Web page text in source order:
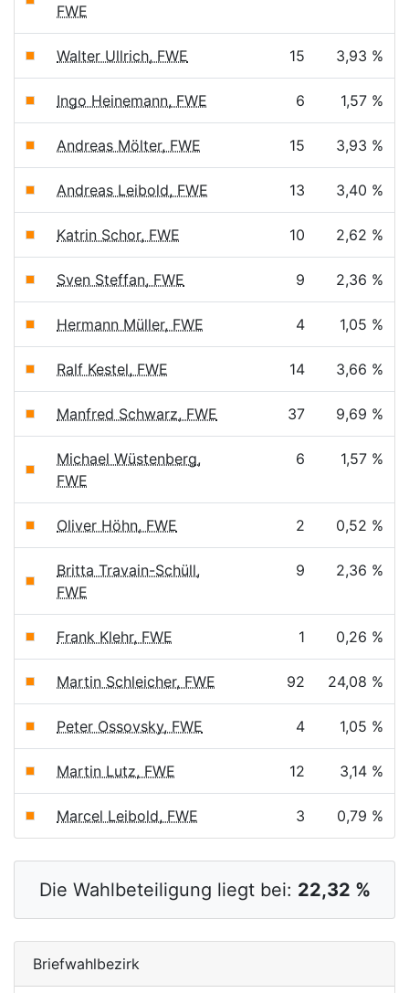
FWE
Walter Ullrich, FWE 15 3,93 %
Ingo Heinemann, FWE 6 1,57 %
Andreas Mölter, FWE 15 3,93 %
Andreas Leibold, FWE 13 3,40 %
Katrin Schor, FWE 10 2,62 %
Sven Steffan, FWE 9 2,36 %
Hermann Müller, FWE 4 1,05 %
Ralf Kestel, FWE 14 3,66 %
Manfred Schwarz, FWE 37 9,69 %
Michael Wüstenberg,
FWE
6 1,57 %
Oliver Höhn, FWE 2 0,52 %
Britta Travain-Schüll,
FWE
9 2,36 %
Frank Klehr, FWE 1 0,26 %
Martin Schleicher, FWE 92 24,08 %
Peter Ossovsky, FWE 4 1,05 %
Martin Lutz, FWE 12 3,14 %
Marcel Leibold, FWE 3 0,79 %
Die Wahlbeteiligung liegt bei: 22,32 %
Briefwahlbezirk